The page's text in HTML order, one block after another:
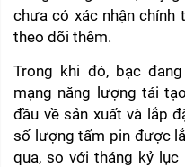
chưa có xác nhận chính
theo dõi thêm.
Trong khi đó, bạc
mạng năng lượng tái
đầu về sản xuất và lắp
số lượng tấm pin được
qua, so với tháng kỷ